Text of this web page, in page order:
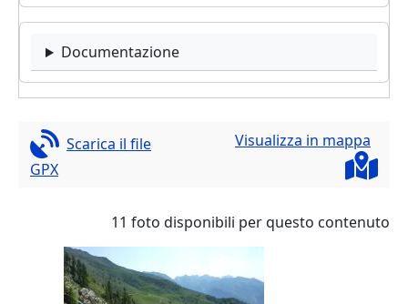
Documentazione
Scarica il file
GPX
Visualizza in mappa
11 foto disponibili per questo contenuto